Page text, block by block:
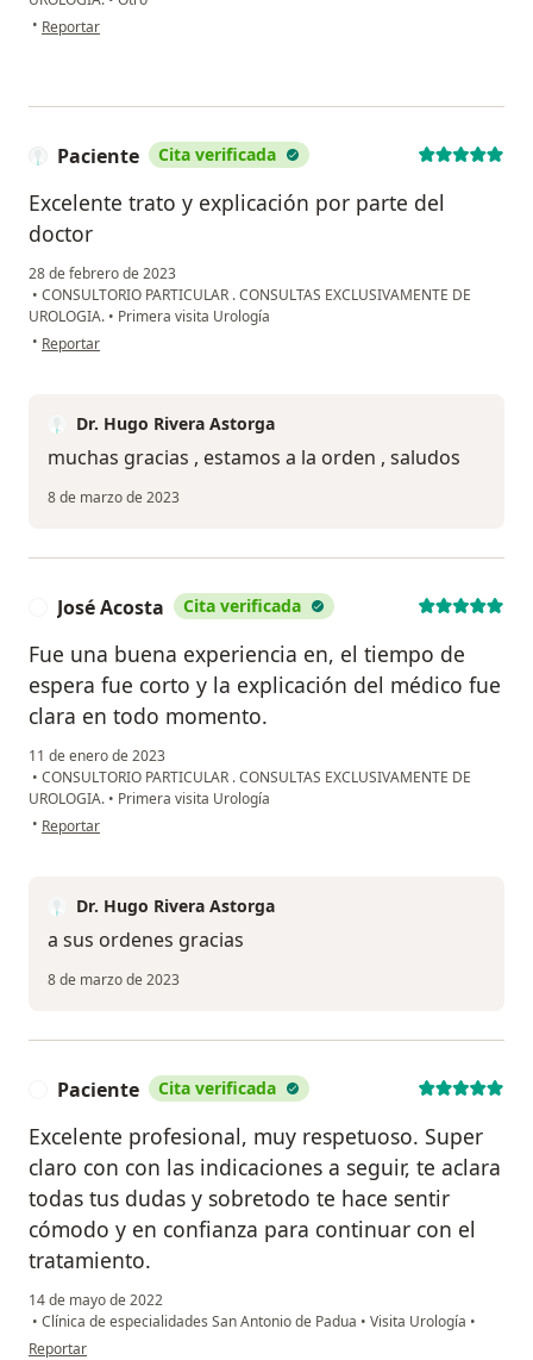
• en opinión del usuario Héctor Miguel Martínez Aguirre
Reportar
Paciente Cita verificada
Excelente trato y explicación por parte del
doctor
28 de febrero de 2023
• CONSULTORIO PARTICULAR . CONSULTAS EXCLUSIVAMENTE DE
UROLOGIA. • Primera visita Urología
• en opinión del usuario Paciente
Reportar
Dr. Hugo Rivera Astorga
muchas gracias , estamos a la orden , saludos
8 de marzo de 2023
José Acosta Cita verificada
Fue una buena experiencia en, el tiempo de
espera fue corto y la explicación del médico fue
clara en todo momento.
11 de enero de 2023
• CONSULTORIO PARTICULAR . CONSULTAS EXCLUSIVAMENTE DE
UROLOGIA. • Primera visita Urología
• en opinión del usuario José Acosta
Reportar
Dr. Hugo Rivera Astorga
a sus ordenes gracias
8 de marzo de 2023
Paciente Cita verificada
Excelente profesional, muy respetuoso. Super
claro con con las indicaciones a seguir, te aclara
todas tus dudas y sobretodo te hace sentir
cómodo y en confianza para continuar con el
tratamiento.
14 de mayo de 2022
• Clínica de especialidades San Antonio de Padua • Visita Urología •
en opinión del usuario Paciente
Reportar